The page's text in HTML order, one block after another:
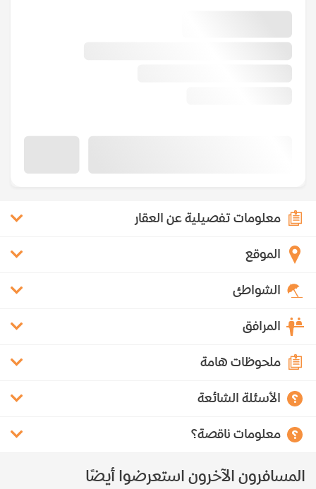
معلومات تفصيلية عن العقار
الموقع
الشواطئ
المرافق
ملحوظات هامة
الأسئلة الشائعة
معلومات ناقصة؟
المسافرون الآخرون استعرضوا أيضًا